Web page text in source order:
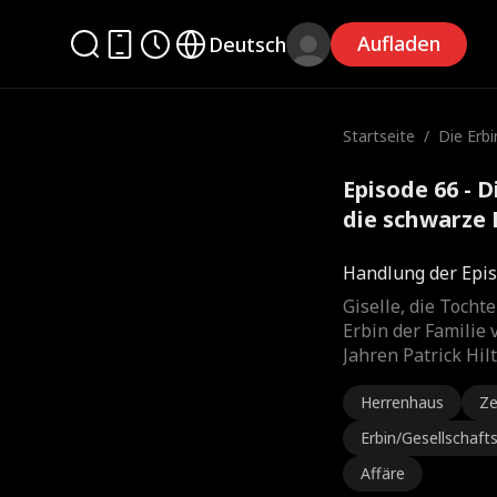
Deutsch Aufladen
Startseite / Die
zt
Episode 66 -
die
Handlung der
Giselle, die
Erbin der Familie
Jahren Patrick
Herrenhaus
Erbin/
Affäre